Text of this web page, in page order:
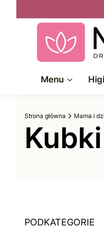
Menu
Strona główna Mama i
PODKATEGORIE